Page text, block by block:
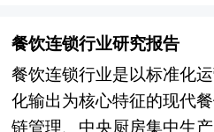
功夫，让深圳的领先优势
区域产业规划战略的方向
致珠海作为国内四大经济
二线城市，而深圳则一直
基础上，主要依据了国家
家发改委、国务院发展研
协会、中研普华产业研究
报刊杂志以及专业研究机
析。重点研究了主要快餐
来中国快餐行业将面临的
略。报告还分析了快餐市
关协会、中国行业研究网
国内外相关报刊杂志发表
研究机构公布和提供的大
行业的发展状况、竞争情
处于从粗放式增长向精细
业、医院、政府机构等场
倒逼企业构建定制化服务
餐饮连锁行业研究报告
餐饮连锁行业是以标准化
化输出为核心特征的现代
链管理、中央厨房集中生